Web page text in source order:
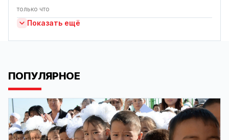
только что
Показать ещё
ПОПУЛЯРНОЕ